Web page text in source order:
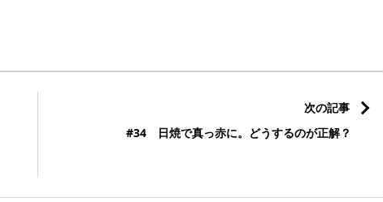
次の記事
#34 日焼で真っ赤に。どうするのが正解？